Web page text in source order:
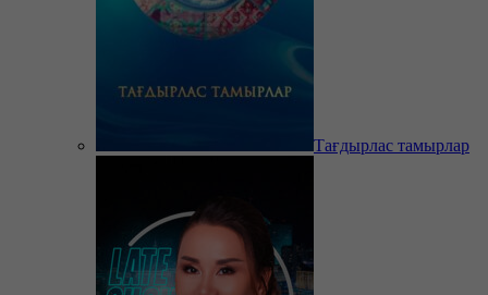
Тағдырлас тамырлар